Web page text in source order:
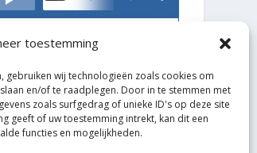
toestemming
gebruiken wij technologieën zoals cookies om
en/of te raadplegen. Door in te stemmen met
zoals surfgedrag of unieke ID's op deze site
geeft of uw toestemming intrekt, kan dit een
functies en mogelijkheden.